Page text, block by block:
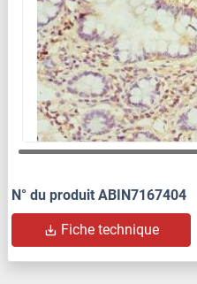
N° du produit ABIN7167404
Fiche technique